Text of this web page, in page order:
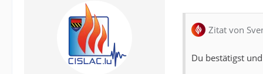
Zitat von
Du bestätigst